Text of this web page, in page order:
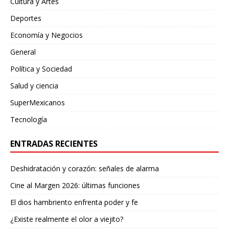
Deportes
Economía y Negocios
General
Política y Sociedad
Salud y ciencia
SuperMexicanos
Tecnología
ENTRADAS RECIENTES
Deshidratación y corazón: señales de alarma
Cine al Margen 2026: últimas funciones
El dios hambriento enfrenta poder y fe
¿Existe realmente el olor a viejito?